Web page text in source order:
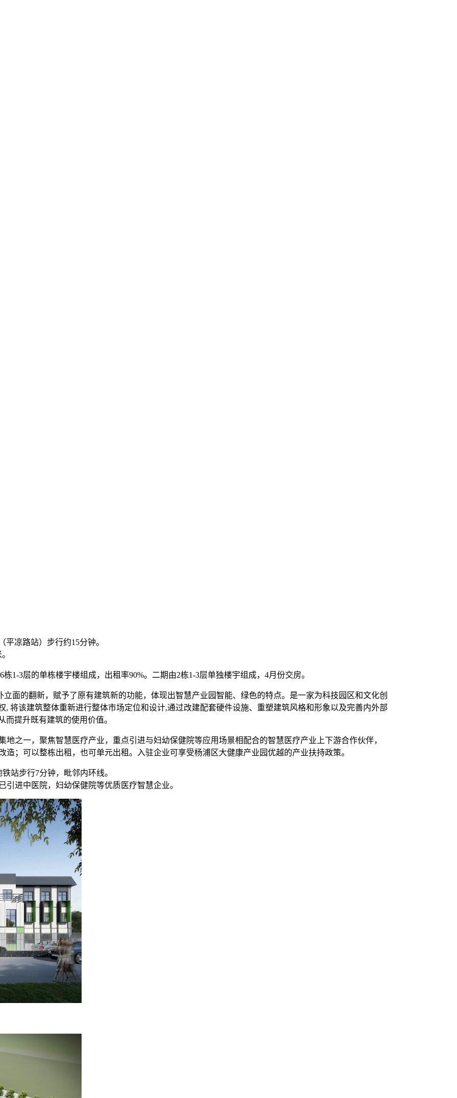
凉路站）步行约15分钟。
1-3层的单栋楼宇楼组成，出租率90%。二期由2栋1-3层单独楼宇组成，4月份交房。
面的翻新，赋予了原有建筑新的功能，体现出智慧产业园智能、绿色的特点。是一家为科技园区和文化创
将该建筑整体重新进行整体市场定位和设计,通过改建配套硬件设施、重塑建筑风格和形象以及完善内外部
提升既有建筑的使用价值。
之一，聚焦智慧医疗产业，重点引进与妇幼保健院等应用场景相配合的智慧医疗产业上下游合作伙伴，
造；可以整栋出租，也可单元出租。入驻企业可享受杨浦区大健康产业园优越的产业扶持政策。
站步行7分钟，毗邻内环线。
进中医院，妇幼保健院等优质医疗智慧企业。